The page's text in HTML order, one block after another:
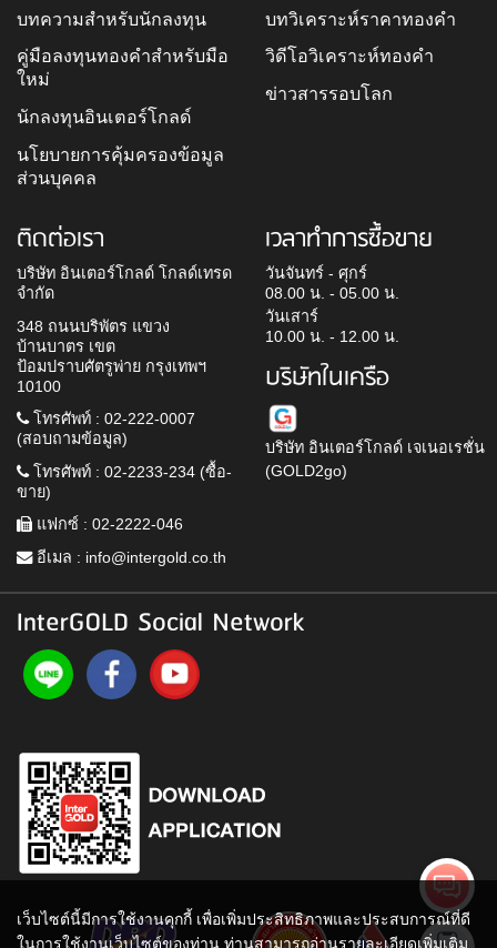
บทความสำหรับนักลงทุน
คู่มือลงทุนทองคำสำหรับมือ
ใหม่
นักลงทุนอินเตอร์โกลด์
นโยบายการคุ้มครองข้อมูล
ส่วนบุคคล
บทวิเคราะห์ราคาทองคำ
วิดีโอวิเคราะห์ทองคำ
ข่าวสารรอบโลก
ติดต่อเรา
บริษัท อินเตอร์โกลด์ โกลด์เทรด
จำกัด
348 ถนนบริพัตร แขวง
บ้านบาตร เขต
ป้อมปราบศัตรูพ่าย กรุงเทพฯ
10100
โทรศัพท์ : 02-222-0007
(สอบถามข้อมูล)
โทรศัพท์ : 02-2233-234 (ซื้อ-
ขาย)
แฟกซ์ : 02-2222-046
อีเมล : info@intergold.co.th
เวลาทำการซื้อขาย
วันจันทร์ - ศุกร์
08.00 น. - 05.00 น.
วันเสาร์
10.00 น. - 12.00 น.
บริษัทในเครือ
บริษัท อินเตอร์โกลด์ เจเนอเรชั่น
(GOLD2go)
InterGOLD Social Network
เว็บไซต์นี้มีการใช้งานคุกกี้ เพื่อเพิ่มประสิทธิภาพและประสบการณ์ที่ดี
ในการใช้งานเว็บไซต์ของท่าน ท่านสามารถอ่านรายละเอียดเพิ่มเติม